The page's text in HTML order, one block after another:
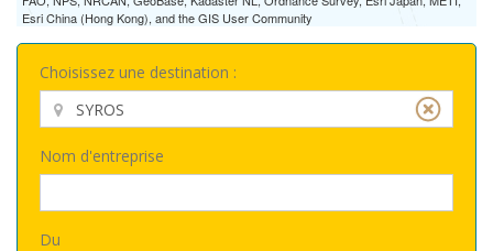
Esri China (Hong Kong), and the GIS User Community
Choisissez une destination :
Nom d'entreprise
Du